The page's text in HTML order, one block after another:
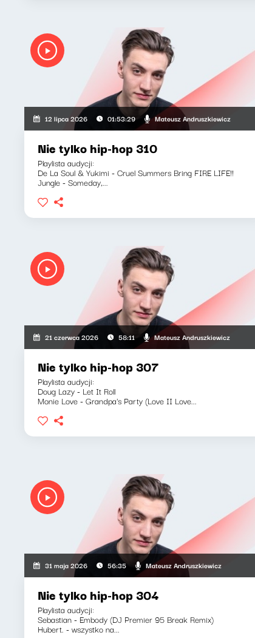
12 lipca 2026 01:53:29 Mateusz Andruszkiewicz
Nie tylko hip-hop 310
Playlista audycji:
De La Soul & Yukimi - Cruel Summers Bring FIRE LIFE!!
Jungle - Someday,...
21 czerwca 2026 58:11 Mateusz Andruszkiewicz
Nie tylko hip-hop 307
Playlista audycji:
Doug Lazy - Let It Roll
Monie Love - Grandpa's Party (Love II Love...
31 maja 2026 56:35 Mateusz Andruszkiewicz
Nie tylko hip-hop 304
Playlista audycji:
Sebastian - Embody (DJ Premier 95 Break Remix)
Hubert. - wszystko na...